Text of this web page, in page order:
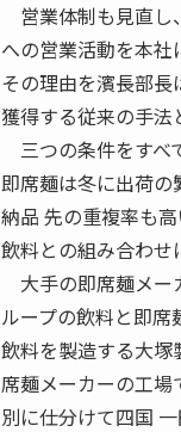
営業体制も見直
への営業活動を本社
その理由を濱長部
獲得する従来の手法
三つの条件をすべ
即席麺は冬に出荷の
納品 先の重複率も高
飲料との組み合わせ
大手の即席麺メー
ループの飲料と即席
飲料を製造する大
席麺メーカーの工場
別に仕分けて四国